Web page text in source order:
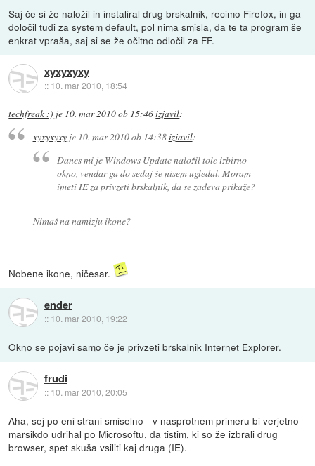
Saj če si že naložil in instaliral drug brskalnik, recimo Firefox, in ga
določil tudi za system default, pol nima smisla, da te ta program še
enkrat vpraša, saj si se že očitno odločil za FF.
xyxyxyxy
:: 10. mar 2010, 18:54
techfreak :) je 10. mar 2010 ob 15:46izjavil:
xyxyxyxyje 10. mar 2010 ob 14:38izjavil:
Danes mi je Windows Update naložil tole izbirno
okno, vendar ga do sedaj še nisem ugledal. Moram
imeti IE za privzeti brskalnik, da se zadeva prikaže?
Nimaš na namizju ikone?
Nobene ikone, ničesar.
ender
:: 10. mar 2010, 19:22
Okno se pojavi samo če je privzeti brskalnik Internet Explorer.
frudi
:: 10. mar 2010, 20:05
Aha, sej po eni strani smiselno - v nasprotnem primeru bi verjetno
marsikdo udrihal po Microsoftu, da tistim, ki so že izbrali drug
browser, spet skuša vsiliti kaj druga (IE).